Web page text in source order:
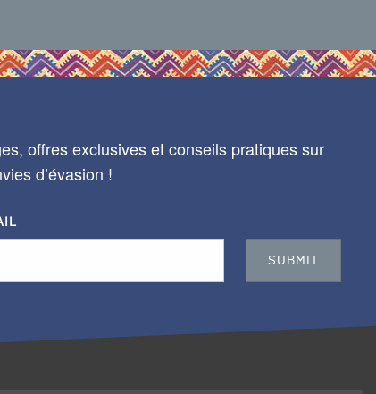
offres exclusives et conseils pratiques sur
d’évasion !